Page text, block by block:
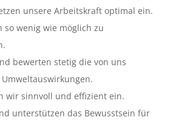
unsere Arbeitskraft optimal ein.
so wenig wie möglich zu
bewerten stetig die von uns
wir sinnvoll und effizient ein.
unterstützen das Bewusstsein für